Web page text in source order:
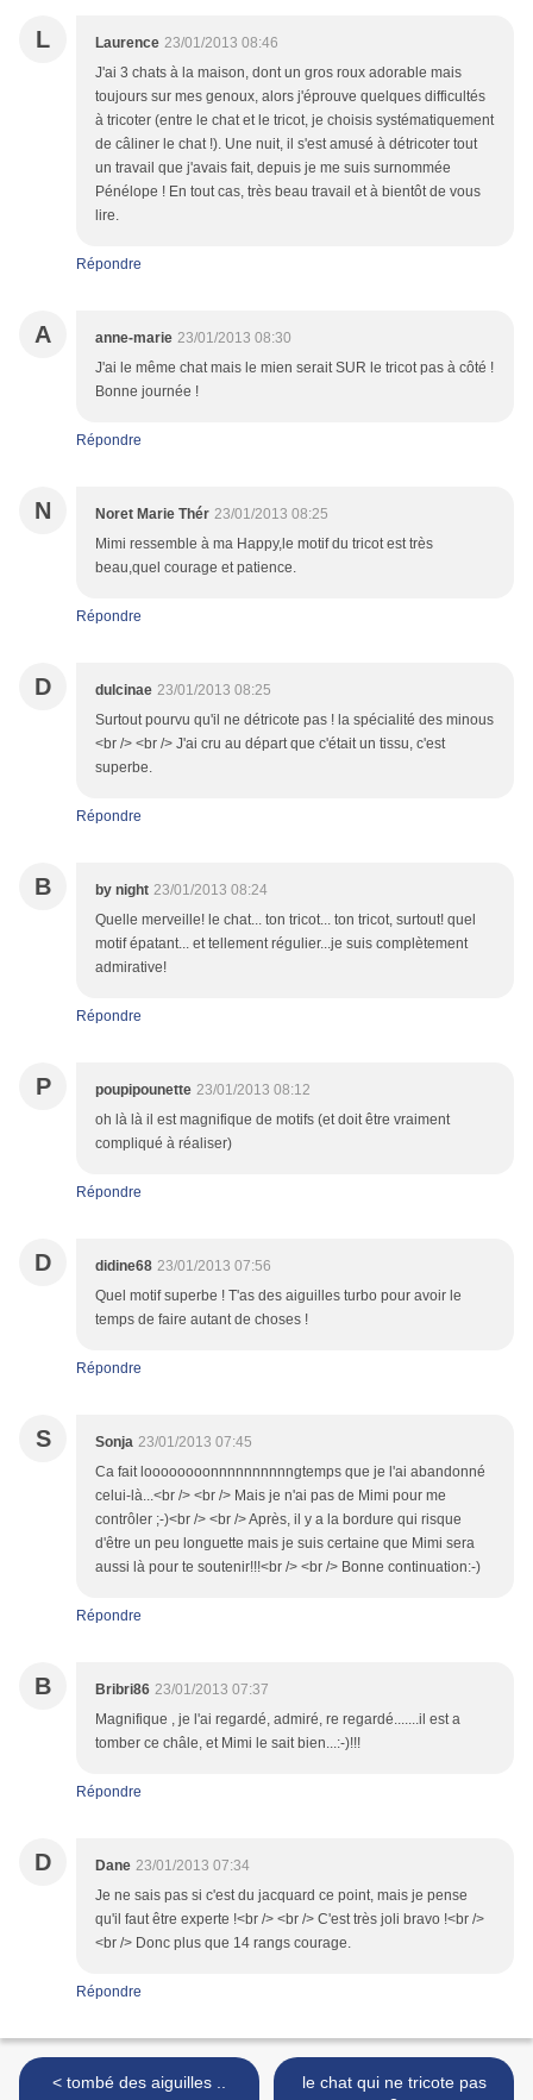
L Laurence 23/01/2013 08:46
J'ai 3 chats à la maison, dont un gros roux adorable mais
toujours sur mes genoux, alors j'éprouve quelques difficultés
à tricoter (entre le chat et le tricot, je choisis systématiquement
de câliner le chat !). Une nuit, il s'est amusé à détricoter tout
un travail que j'avais fait, depuis je me suis surnommée
Pénélope ! En tout cas, très beau travail et à bientôt de vous
lire.
Répondre
A anne-marie 23/01/2013 08:30
J'ai le même chat mais le mien serait SUR le tricot pas à côté !
Bonne journée !
Répondre
N Noret Marie Thér 23/01/2013 08:25
Mimi ressemble à ma Happy,le motif du tricot est très
beau,quel courage et patience.
Répondre
D dulcinae 23/01/2013 08:25
Surtout pourvu qu'il ne détricote pas ! la spécialité des minous
<br /> <br /> J'ai cru au départ que c'était un tissu, c'est
superbe.
Répondre
B by night 23/01/2013 08:24
Quelle merveille! le chat... ton tricot... ton tricot, surtout! quel
motif épatant... et tellement régulier...je suis complètement
admirative!
Répondre
P poupipounette 23/01/2013 08:12
oh là là il est magnifique de motifs (et doit être vraiment
compliqué à réaliser)
Répondre
D didine68 23/01/2013 07:56
Quel motif superbe ! T'as des aiguilles turbo pour avoir le
temps de faire autant de choses !
Répondre
S Sonja 23/01/2013 07:45
Ca fait loooooooonnnnnnnnnngtemps que je l'ai abandonné
celui-là...<br /> <br /> Mais je n'ai pas de Mimi pour me
contrôler ;-)<br /> <br /> Après, il y a la bordure qui risque
d'être un peu longuette mais je suis certaine que Mimi sera
aussi là pour te soutenir!!!<br /> <br /> Bonne continuation:-)
Répondre
B Bribri86 23/01/2013 07:37
Magnifique , je l'ai regardé, admiré, re regardé.......il est a
tomber ce châle, et Mimi le sait bien...:-)!!!
Répondre
D Dane 23/01/2013 07:34
Je ne sais pas si c'est du jacquard ce point, mais je pense
qu'il faut être experte !<br /> <br /> C'est très joli bravo !<br />
<br /> Donc plus que 14 rangs courage.
Répondre
< tombé des aiguilles ..
le chat qui ne tricote pas